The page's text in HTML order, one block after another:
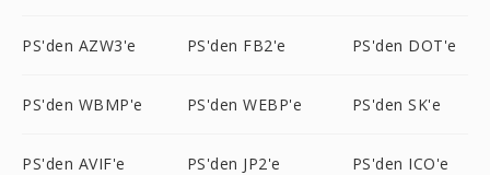
PS'den AZW3'e PS'den FB2'e PS'den DOT'e
PS'den WBMP'e PS'den WEBP'e PS'den SK'e
PS'den AVIF'e PS'den JP2'e PS'den ICO'e